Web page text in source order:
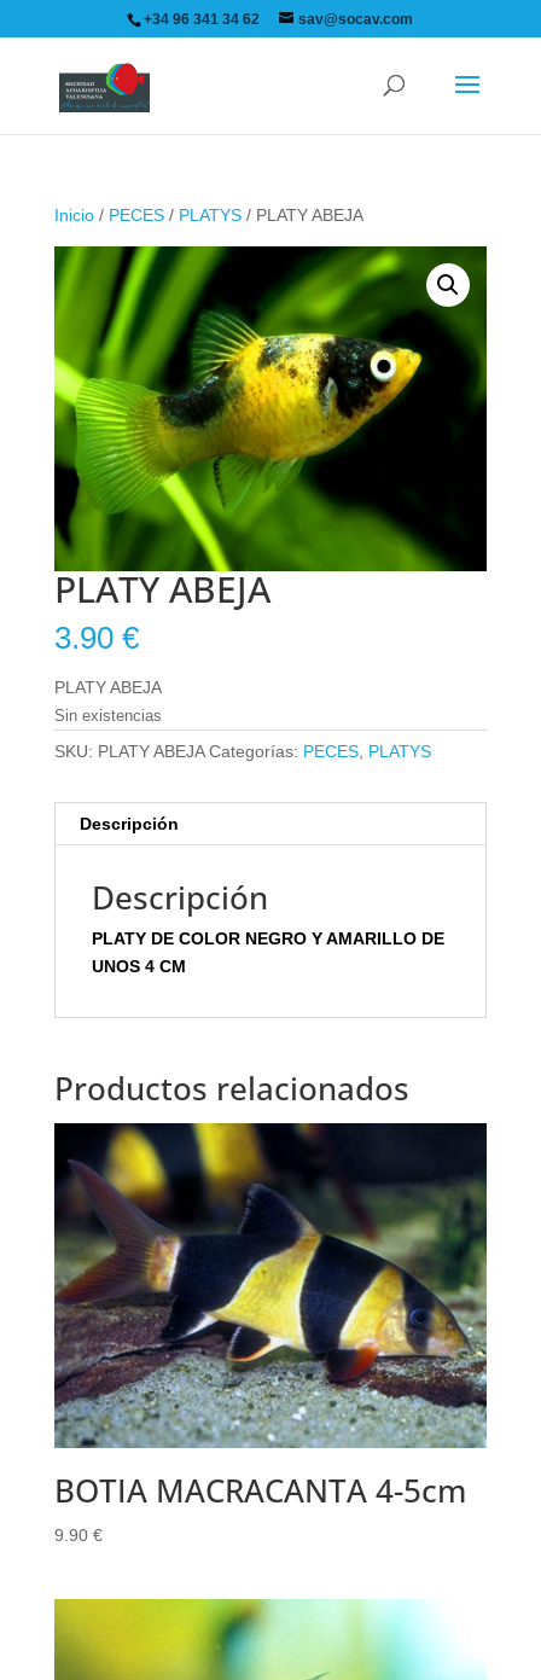
+34 96 341 34 62 sav@socav.com
Inicio/ PECES/ PLATYS/ PLATY ABEJA
PLATY ABEJA
3.90 €
PLATY ABEJA
Sin existencias
SKU: PLATY ABEJA Categorías: PECES, PLATYS
Descripción
Descripción
PLATY DE COLOR NEGRO Y AMARILLO DE
UNOS 4 CM
Productos relacionados
BOTIA MACRACANTA 4-5cm
9.90 €